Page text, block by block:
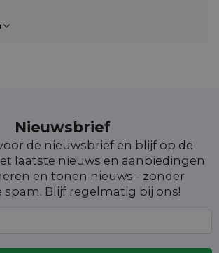
Nieuwsbrief
de nieuwsbrief en blijf op de
laatste nieuws en aanbiedingen
en tonen nieuws - zonder
spam. Blijf regelmatig bij ons!